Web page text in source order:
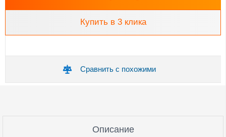
Купить в 3 клика
Сравнить с похожими
Описание